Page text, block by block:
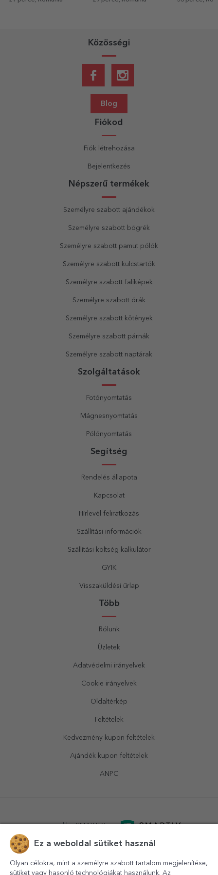
Közösségi
Blog
Fiókod
Fiók létrehozása
Bejelentkezés
Népszerű termékek
Személyre szabott ajándékok
Személyre szabott bögrék
Személyre szabott pamut pólók
Személyre szabott kulcstartók
Személyre szabott faliképek
Személyre szabott órák
Személyre szabott kötények
Személyre szabott párnák
Személyre szabott naptárak
Szolgáltatások
Fotónyomtatás
Mágnesnyomtatás
Pólónyomtatás
Segítség
Rendelés állapota
Kapcsolat
Hírlevél feliratkozás
Szállítási információk
Szállítási költség kalkulátor
GYIK
Visszaküldési űrlap
Több
Rólunk
Üzletek
Adatvédelmi irányelvek
Cookie irányelvek
Oldaltérkép
Feltételek
Kedvezmény kupon feltételek
Ajándék kupon feltételek
ANPC
powered bySMARTLY.ro
Ez a weboldal sütiket használ
Olyan célokra, mint a személyre szabott tartalom megjelenítése,
sütiket vagy hasonló technológiákat használunk. Az